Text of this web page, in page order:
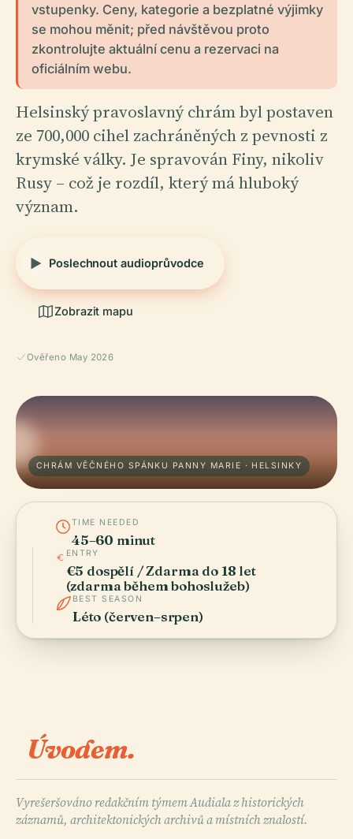
vstupenky. Ceny, kategorie a bezplatné výjimky
se mohou měnit; před návštěvou proto
zkontrolujte aktuální cenu a rezervaci na
oficiálním webu.
Helsinský pravoslavný chrám byl postaven
ze 700,000 cihel zachráněných z pevnosti z
krymské války. Je spravován Finy, nikoliv
Rusy – což je rozdíl, který má hluboký
význam.
Poslechnout audioprůvodce
Zobrazit mapu
Ověřeno May 2026
CHRÁM VĚČNÉHO SPÁNKU PANNY MARIE · HELSINKY
TIME NEEDED
45–60 minut
ENTRY
€5 dospělí / Zdarma do 18 let
(zdarma během bohoslužeb)
BEST SEASON
Léto (červen–srpen)
Úvodem.
Vyrešeršováno redakčním týmem Audiala z historických
záznamů, architektonických archivů a místních znalostí.